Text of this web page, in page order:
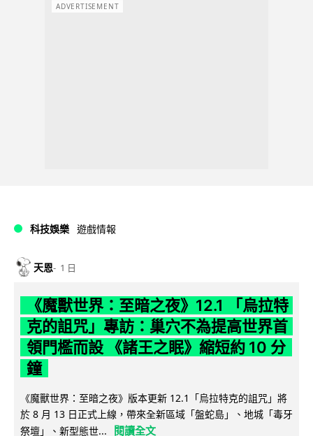
ADVERTISEMENT
科技娛樂 遊戲情報
天恩 1 日
《魔獸世界：至暗之夜》12.1 「烏拉特
克的詛咒」專訪：巢穴不為提高世界首
領門檻而設 《諸王之眠》縮短約 10 分
鐘
《魔獸世界：至暗之夜》版本更新 12.1「烏拉特克的詛咒」將
於 8 月 13 日正式上線，帶來全新區域「盤蛇島」、地城「毒牙
祭壇」、新型態世...
閱讀全文